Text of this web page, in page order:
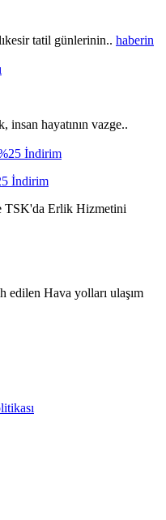
tatil günlerinin.. haberin
insan hayatının vazge..
İndirim
TSK'da Erlik Hizmetini
Hava yolları ulaşım